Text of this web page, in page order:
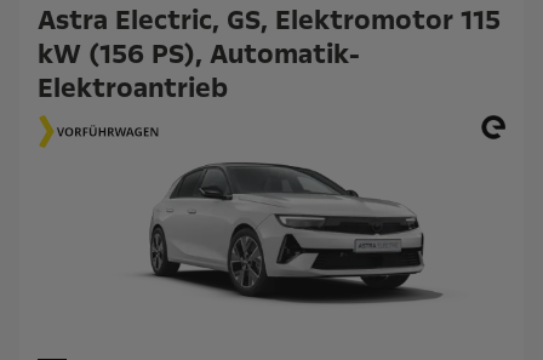
Astra Electric, GS, Elektromotor 115
kW (156 PS), Automatik-
Elektroantrieb